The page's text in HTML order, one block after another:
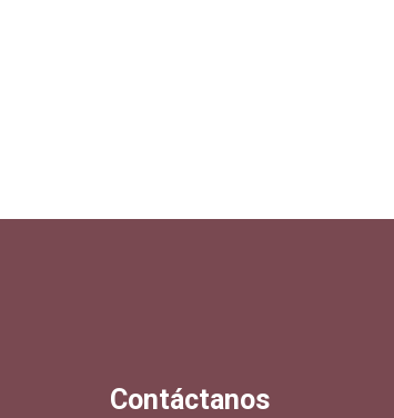
Contáctanos